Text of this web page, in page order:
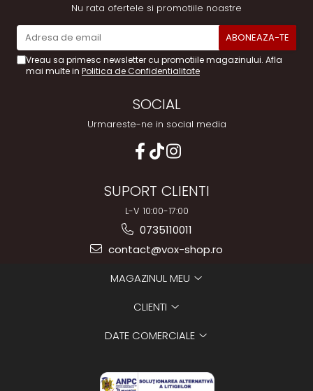
Nu rata ofertele si promotiile noastre
Vreau sa primesc newsletter cu promotiile magazinului. Afla
mai multe in Politica de Confidentialitate
SOCIAL
Urmareste-ne in social media
SUPORT CLIENTI
L-V 10:00-17:00
0735110011
contact@vox-shop.ro
MAGAZINUL MEU
CLIENTI
DATE COMERCIALE